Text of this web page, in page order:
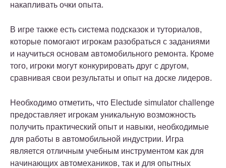
накапливать очки опыта.
В игре также есть система подсказок и туториалов,
которые помогают игрокам разобраться с заданиями
и научиться основам автомобильного ремонта. Кроме
того, игроки могут конкурировать друг с другом,
сравнивая свои результаты и опыт на доске лидеров.
Необходимо отметить, что Electude simulator challenge
предоставляет игрокам уникальную возможность
получить практический опыт и навыки, необходимые
для работы в автомобильной индустрии. Игра
является отличным учебным инструментом как для
начинающих автомехаников, так и для опытных